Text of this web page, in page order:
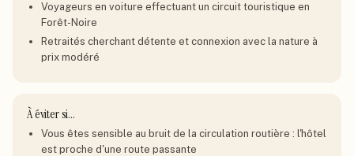
Voyageurs en voiture effectuant un circuit touristique en
Forêt-Noire
Retraités cherchant détente et connexion avec la nature à
prix modéré
À éviter si…
Vous êtes sensible au bruit de la circulation routière : l'hôtel
est proche d'une route passante